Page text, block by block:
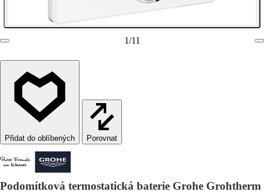
1/11
Porovnat
Podomítková termostatická baterie Grohe Grohtherm